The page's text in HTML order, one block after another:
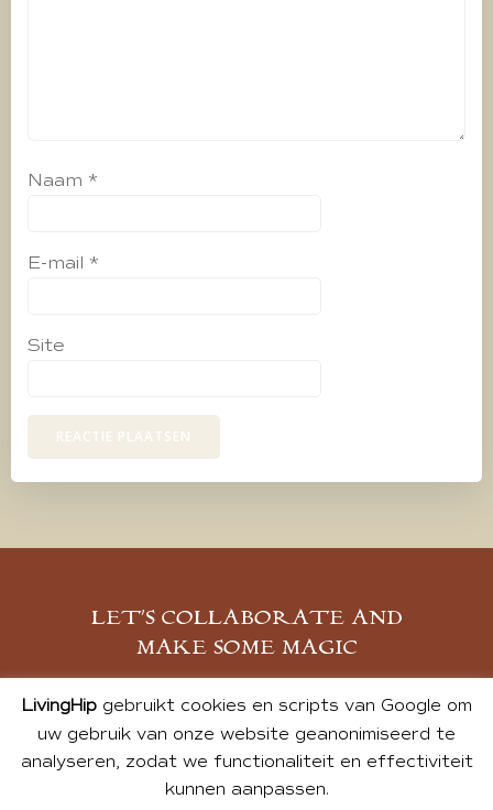
Naam *
E-mail *
Site
LET’S COLLABORATE AND
MAKE SOME MAGIC
MELD JE AAN
LivingHipgebruikt cookies en scripts van Google om
uw gebruik van onze website geanonimiseerd te
analyseren, zodat we functionaliteit en effectiviteit
kunnen aanpassen.